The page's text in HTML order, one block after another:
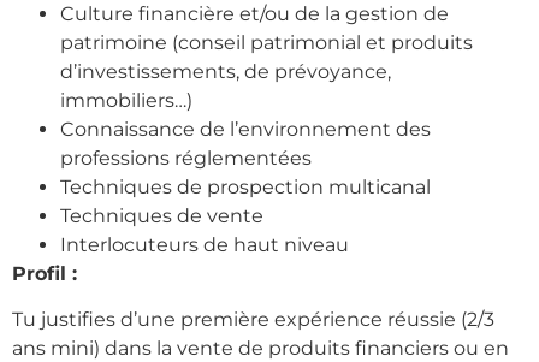
Culture financière et/ou de la gestion de
patrimoine (conseil patrimonial et produits
d’investissements, de prévoyance,
immobiliers…)
Connaissance de l’environnement des
professions réglementées
Techniques de prospection multicanal
Techniques de vente
Interlocuteurs de haut niveau
Profil :
Tu justifies d’une première expérience réussie (2/3
ans mini) dans la vente de produits financiers ou en